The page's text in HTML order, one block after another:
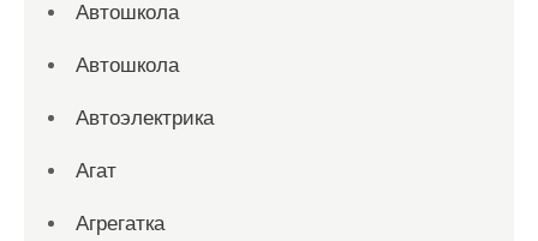
Автошкола
Автошкола
Автоэлектрика
Агат
Агрегатка